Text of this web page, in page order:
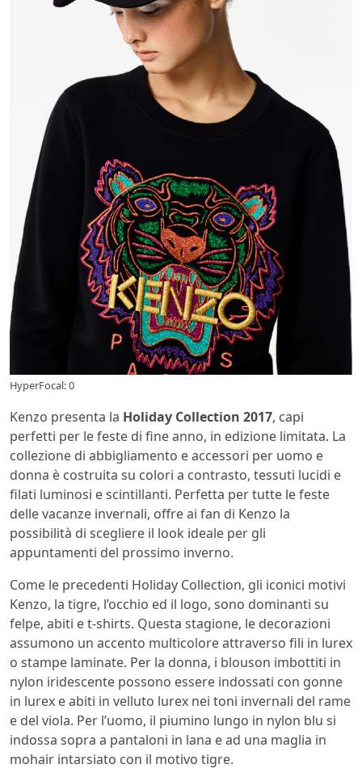
HyperFocal: 0
Kenzo presenta la Holiday Collection 2017, capi
perfetti per le feste di fine anno, in edizione limitata. La
collezione di abbigliamento e accessori per uomo e
donna è costruita su colori a contrasto, tessuti lucidi e
filati luminosi e scintillanti. Perfetta per tutte le feste
delle vacanze invernali, offre ai fan di Kenzo la
possibilità di scegliere il look ideale per gli
appuntamenti del prossimo inverno.
Come le precedenti Holiday Collection, gli iconici motivi
Kenzo, la tigre, l’occhio ed il logo, sono dominanti su
felpe, abiti e t-shirts. Questa stagione, le decorazioni
assumono un accento multicolore attraverso fili in lurex
o stampe laminate. Per la donna, i blouson imbottiti in
nylon iridescente possono essere indossati con gonne
in lurex e abiti in velluto lurex nei toni invernali del rame
e del viola. Per l’uomo, il piumino lungo in nylon blu si
indossa sopra a pantaloni in lana e ad una maglia in
mohair intarsiato con il motivo tigre.